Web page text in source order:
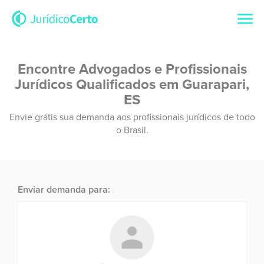
Encontre Advogados e Profissionais
Jurídicos Qualificados em Guarapari,
ES
Envie grátis sua demanda aos profissionais jurídicos de todo
o Brasil.
Enviar demanda para: